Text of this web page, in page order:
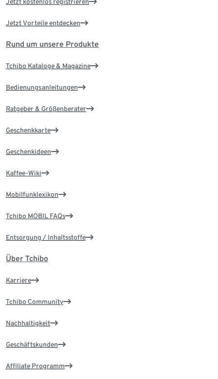
Jetzt Vorteile entdecken
Rund um unsere Produkte
Tchibo Kataloge & Magazine
Bedienungsanleitungen
Ratgeber & Größenberater
Geschenkkarte
Geschenkideen
Kaffee-Wiki
Mobilfunklexikon
Tchibo MOBIL FAQs
Entsorgung / Inhaltsstoffe
Über Tchibo
Karriere
Tchibo Community
Nachhaltigkeit
Geschäftskunden
Affiliate Programm